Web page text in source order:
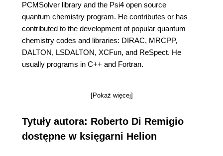
PCMSolver library and the Psi4 open source
quantum chemistry program. He contributes or has
contributed to the development of popular quantum
chemistry codes and libraries: DIRAC, MRCPP,
DALTON, LSDALTON, XCFun, and ReSpect. He
usually programs in C++ and Fortran.
[Pokaż więcej]
Tytuły autora: Roberto Di Remigio
dostępne w księgarni Helion